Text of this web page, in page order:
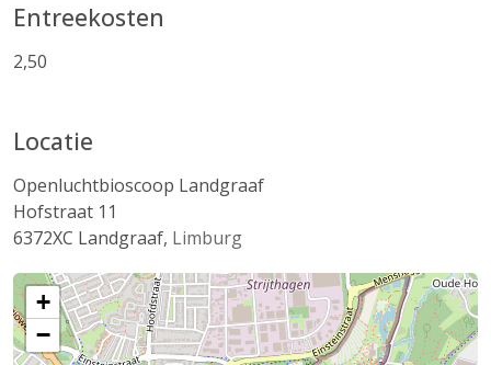
Entreekosten
2,50
Locatie
Openluchtbioscoop Landgraaf
Hofstraat 11
6372XC Landgraaf, Limburg
+
−